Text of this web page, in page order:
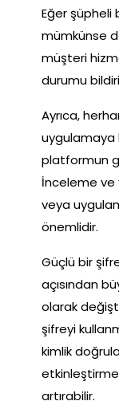
Eğer şüpheli
mümkünse
müşteri
durumu
Ayrıca,
uygulamaya
platformun
İnceleme ve
veya
önemlidir.
Güçlü bir
açısından
olarak
şifreyi
kimlik
artırabilir.